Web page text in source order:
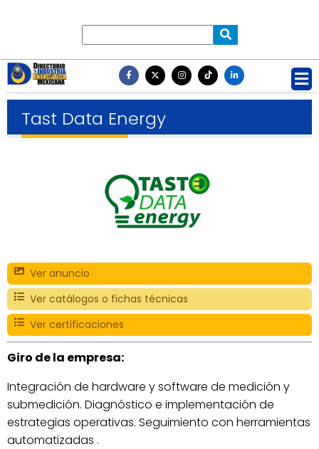
Tast Data Energy
Ver anuncio
Ver catálogos o fichas técnicas
Ver certificaciones
Giro de la empresa:
Integración de hardware y software de medición y
submedición. Diagnóstico e implementación de
estrategias operativas. Seguimiento con herramientas
automatizadas .